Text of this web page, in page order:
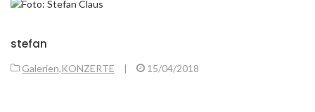
stefan
Galerien,KONZERTE 15/04/2018